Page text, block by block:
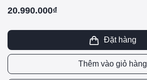
20.990.000₫
Đặt hàng
Thêm vào giỏ hàng